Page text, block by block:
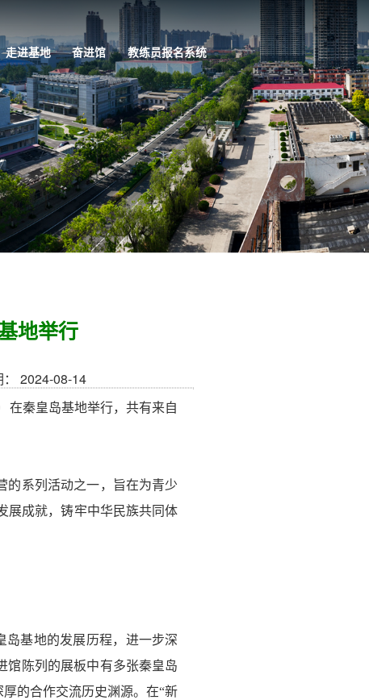
走进基地 奋进馆 教练员报名系统
地举行
： 2024-08-14
在秦皇岛基地举行，共有来自
的系列活动之一，旨在为青少
展成就，铸牢中华民族共同体
岛基地的发展历程，进一步深
馆陈列的展板中有多张秦皇岛
的合作交流历史渊源。在“新